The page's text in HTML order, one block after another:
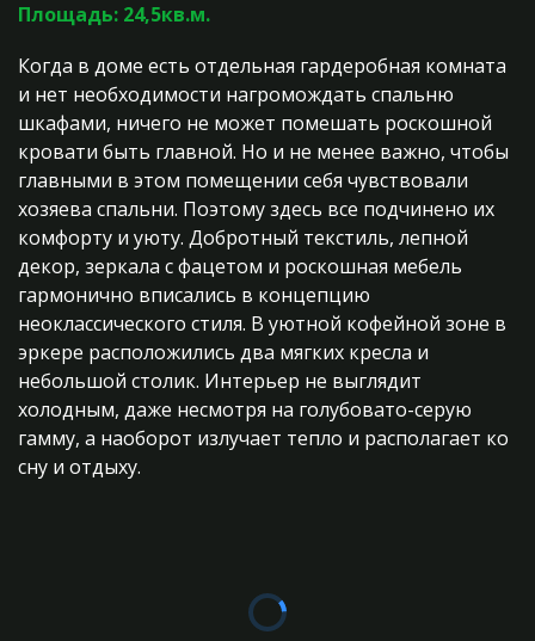
Площадь: 24,5кв.м.
Когда в доме есть отдельная гардеробная комната
и нет необходимости нагромождать спальню
шкафами, ничего не может помешать роскошной
кровати быть главной. Но и не менее важно, чтобы
главными в этом помещении себя чувствовали
хозяева спальни. Поэтому здесь все подчинено их
комфорту и уюту. Добротный текстиль, лепной
декор, зеркала с фацетом и роскошная мебель
гармонично вписались в концепцию
неоклассического стиля. В уютной кофейной зоне в
эркере расположились два мягких кресла и
небольшой столик. Интерьер не выглядит
холодным, даже несмотря на голубовато-серую
гамму, а наоборот излучает тепло и располагает ко
сну и отдыху.